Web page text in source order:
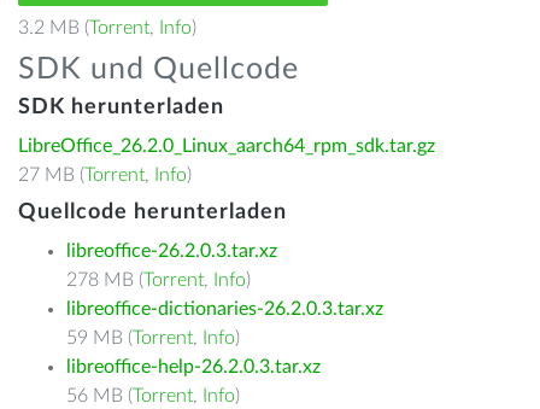
3.2 MB (Torrent, Info)
SDK und Quellcode
SDK herunterladen
LibreOffice_26.2.0_Linux_aarch64_rpm_sdk.tar.gz
27 MB (Torrent, Info)
Quellcode herunterladen
libreoffice-26.2.0.3.tar.xz
278 MB (Torrent, Info)
libreoffice-dictionaries-26.2.0.3.tar.xz
59 MB (Torrent, Info)
libreoffice-help-26.2.0.3.tar.xz
56 MB (Torrent, Info)